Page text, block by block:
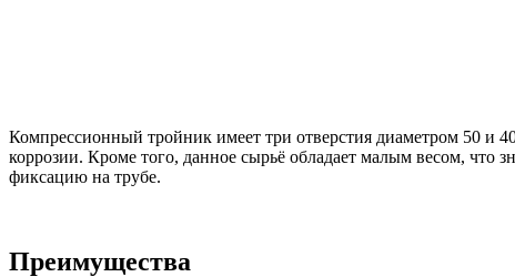
Компрессионный тройник имеет три отверстия диаметром 50 и
коррозии. Кроме того, данное сырьё обладает малым весом,
фиксацию на трубе.
Преимущества